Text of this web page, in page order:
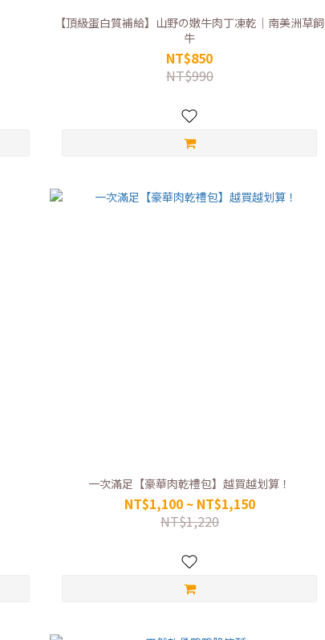
【頂級蛋白質補給】山野の嫩牛肉丁凍乾｜南美洲草飼
牛
NT$850
NT$990
一次滿足【豪華肉乾禮包】越買越划算！
NT$1,100 ~ NT$1,150
NT$1,220